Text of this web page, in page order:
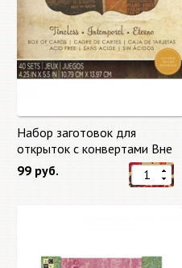
Набор заготовок для
открыток с конвертами Вне
времени (Timeless) от DCWV
99 руб.